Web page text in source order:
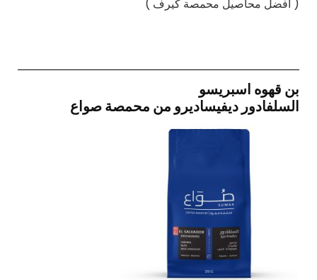
( افضل محاصيل محمصة كيرف )
بن قهوه اسبريسو
السلفادور ديفيساديرو من محمصة صواع